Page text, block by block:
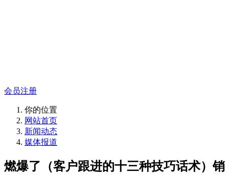
会员注册
你的位置
网站首页
新闻动态
媒体报道
燃爆了（客户跟进的十三种技巧话术）销